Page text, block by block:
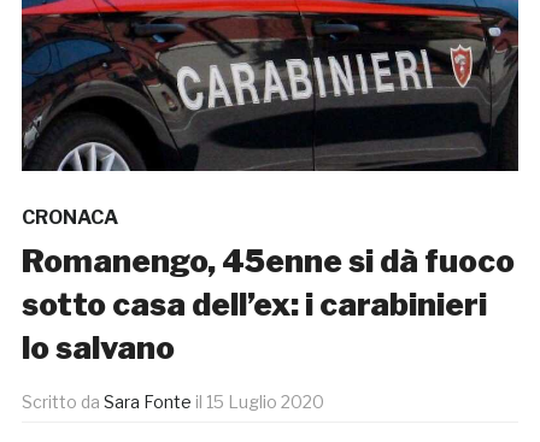
CRONACA
Romanengo, 45enne si dà fuoco
sotto casa dell’ex: i carabinieri
lo salvano
Scritto da Sara Fonte il 15 Luglio 2020